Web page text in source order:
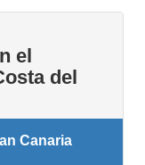
el
del
Canaria